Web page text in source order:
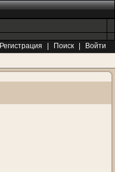
Регистрация Поиск
Войти